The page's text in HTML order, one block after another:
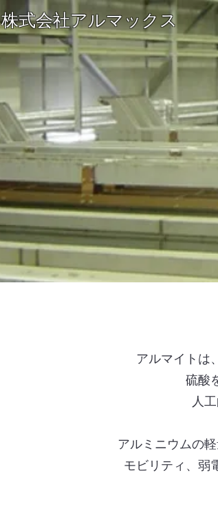
株式会社アルマックス
アルマイトは
硫酸
人
アルミニウムの
モビリティ、弱